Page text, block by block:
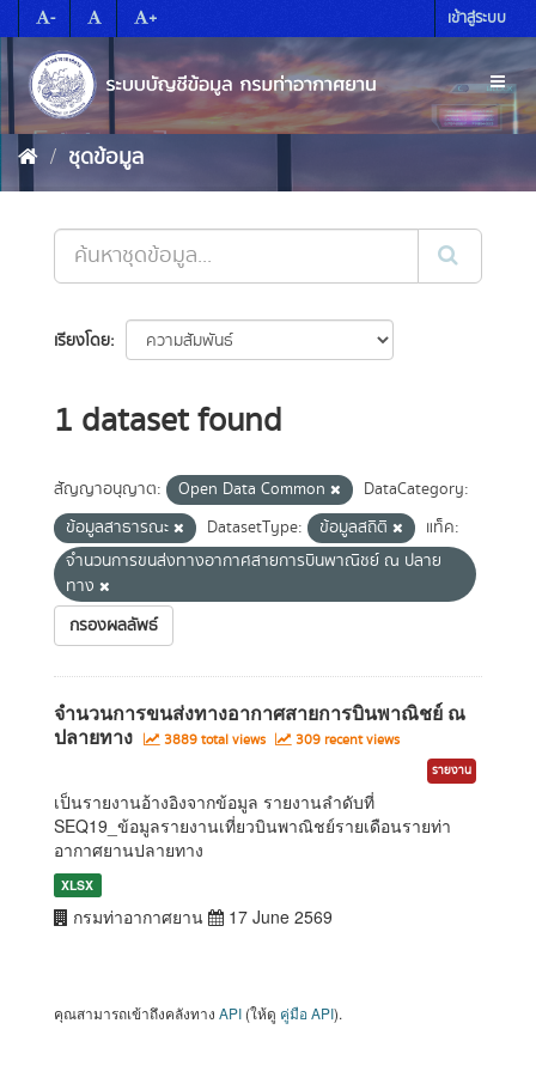
to
content
- + เข้าสู่ระบบ
ชุดข้อมูล
เรียงโดย
1 dataset found
สัญญาอนุญาต: Open Data Common
DataCategory:
ข้อมูลสาธารณะ
DatasetType: ข้อมูลสถิติ
แท็ค:
จำนวนการขนส่งทางอากาศสายการบินพาณิชย์ ณ ปลาย
ทาง
กรองผลลัพธ์
จำนวนการขนส่งทางอากาศสายการบินพาณิชย์ ณ
ปลายทาง
3889 total views 309 recent views
รายงาน
เป็นรายงานอ้างอิงจากข้อมูล รายงานลำดับที่
SEQ19_ข้อมูลรายงานเที่ยวบินพาณิชย์รายเดือนรายท่า
อากาศยานปลายทาง
XLSX
กรมท่าอากาศยาน 17 June 2569
คุณสามารถเข้าถึงคลังทาง API (ให้ดู คู่มือ API).